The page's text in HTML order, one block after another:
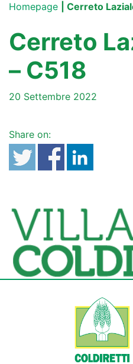
Homepage | Cerreto
Cerreto
– C518
20 Settembre 2022
Share on: